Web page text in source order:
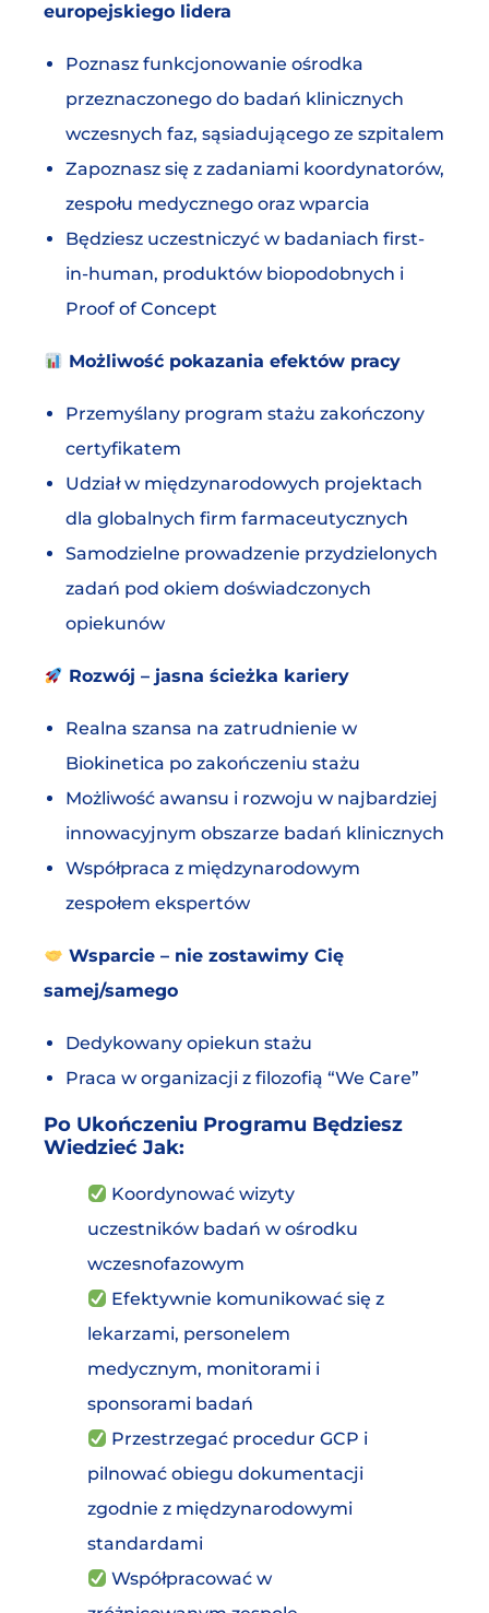
europejskiego lidera
Poznasz funkcjonowanie ośrodka
przeznaczonego do badań klinicznych
wczesnych faz, sąsiadującego ze szpitalem
Zapoznasz się z zadaniami koordynatorów,
zespołu medycznego oraz wparcia
Będziesz uczestniczyć w badaniach first-
in-human, produktów biopodobnych i
Proof of Concept
Możliwość pokazania efektów pracy
Przemyślany program stażu zakończony
certyfikatem
Udział w międzynarodowych projektach
dla globalnych firm farmaceutycznych
Samodzielne prowadzenie przydzielonych
zadań pod okiem doświadczonych
opiekunów
Rozwój – jasna ścieżka kariery
Realna szansa na zatrudnienie w
Biokinetica po zakończeniu stażu
Możliwość awansu i rozwoju w najbardziej
innowacyjnym obszarze badań klinicznych
Współpraca z międzynarodowym
zespołem ekspertów
Wsparcie – nie zostawimy Cię
samej/samego
Dedykowany opiekun stażu
Praca w organizacji z filozofią “We Care”
Po Ukończeniu Programu Będziesz
Wiedzieć Jak:
Koordynować wizyty
uczestników badań w ośrodku
wczesnofazowym
Efektywnie komunikować się z
lekarzami, personelem
medycznym, monitorami i
sponsorami badań
Przestrzegać procedur GCP i
pilnować obiegu dokumentacji
zgodnie z międzynarodowymi
standardami
Współpracować w